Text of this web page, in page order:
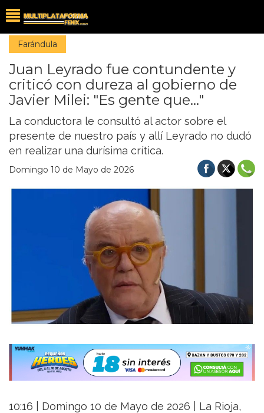
Farándula
Juan Leyrado fue contundente y
criticó con dureza al gobierno de
Javier Milei: "Es gente que..."
La conductora le consultó al actor sobre el
presente de nuestro país y allí Leyrado no dudó
en realizar una durísima crítica.
Domingo 10 de Mayo de 2026
10:16 | Domingo 10 de Mayo de 2026 | La Rioja,